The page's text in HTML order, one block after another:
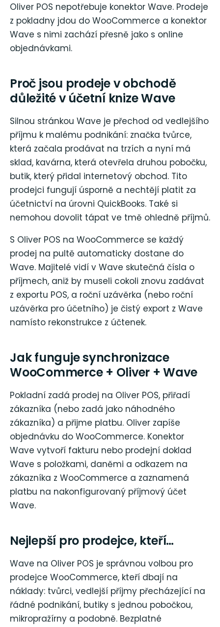
Oliver POS nepotřebuje konektor Wave. Prodeje
z pokladny jdou do WooCommerce a konektor
Wave s nimi zachází přesně jako s online
objednávkami.
Proč jsou prodeje v obchodě
důležité v účetní knize Wave
Silnou stránkou Wave je přechod od vedlejšího
příjmu k malému podnikání: značka tvůrce,
která začala prodávat na trzích a nyní má
sklad, kavárna, která otevřela druhou pobočku,
butik, který přidal internetový obchod. Tito
prodejci fungují úsporně a nechtějí platit za
účetnictví na úrovni QuickBooks. Také si
nemohou dovolit tápat ve tmě ohledně příjmů.
S Oliver POS na WooCommerce se každý
prodej na pultě automaticky dostane do
Wave. Majitelé vidí v Wave skutečná čísla o
příjmech, aniž by museli cokoli znovu zadávat
z exportu POS, a roční uzávěrka (nebo roční
uzávěrka pro účetního) je čistý export z Wave
namísto rekonstrukce z účtenek.
Jak funguje synchronizace
WooCommerce + Oliver + Wave
Pokladní zadá prodej na Oliver POS, přiřadí
zákazníka (nebo zadá jako náhodného
zákazníka) a přijme platbu. Oliver zapíše
objednávku do WooCommerce. Konektor
Wave vytvoří fakturu nebo prodejní doklad
Wave s položkami, daněmi a odkazem na
zákazníka z WooCommerce a zaznamená
platbu na nakonfigurovaný příjmový účet
Wave.
Nejlepší pro prodejce, kteří…
Wave na Oliver POS je správnou volbou pro
prodejce WooCommerce, kteří dbají na
náklady: tvůrci, vedlejší příjmy přecházející na
řádné podnikání, butiky s jednou pobočkou,
mikropražírny a podobně. Bezplatné